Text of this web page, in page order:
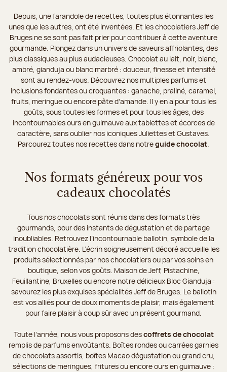
Depuis, une farandole de recettes, toutes plus étonnantes les
unes que les autres, ont été inventées. Et les chocolatiers Jeff de
Bruges ne se sont pas fait prier pour contribuer à cette aventure
gourmande. Plongez dans un univers de saveurs affriolantes, des
plus classiques au plus audacieuses. Chocolat au lait, noir, blanc,
ambré, gianduja ou blanc marbré : douceur, finesse et intensité
sont au rendez-vous. Découvrez nos multiples parfums et
inclusions fondantes ou croquantes : ganache, praliné, caramel,
fruits, meringue ou encore pâte d’amande. Il y en a pour tous les
goûts, sous toutes les formes et pour tous les âges, des
incontournables ours en guimauve aux tablettes et écorces de
caractère, sans oublier nos iconiques Juliettes et Gustaves.
Parcourez toutes nos recettes dans notreguide chocolat
Nos formats généreux pour vos
cadeaux chocolatés
Tous nos chocolats sont réunis dans des formats très
gourmands, pour des instants de dégustation et de partage
inoubliables. Retrouvez l’incontournable ballotin, symbole de la
tradition chocolatière. L’écrin soigneusement décoré accueille les
produits sélectionnés par nos chocolatiers ou par vos soins en
boutique, selon vos goûts. Maison de Jeff, Pistachine,
Feuillantine, Bruxelles ou encore notre délicieux Bloc Gianduja :
savourez les plus exquises spécialités Jeff de Bruges. Le ballotin
est vos alliés pour de doux moments de plaisir, mais également
pour faire plaisir à coup sûr avec un présent gourmand.
Toute l’année, nous vous proposons descoffrets de chocolat
remplis de parfums envoûtants. Boîtes rondes ou carrées garnies
de chocolats assortis, boîtes Macao dégustation ou grand cru,
sélections de meringues, fritures ou encore ours en guimauve :